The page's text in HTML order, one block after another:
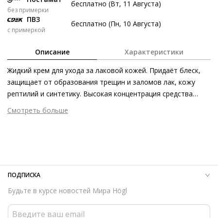
8 авг
297 ₽
297 ₽
297 ₽
299 ₽
Долями
Разделите стоимость покупки
списывать каждые две недели
297 ₽ сейчас
без примерки
бесплатно (Вт, 11 Августа)
ПВЗ
с примеркой
бесплатно (Пн, 10 Августа)
Описание Характеристики
Жидкий крем для ухода за лаковой кожей. Придаёт блеск,
защищает от образования трещин и заломов лак, кожу
рептилий и синтетику. Высокая концентрация средства
делает его очень экономичным и эффективным.
Смотреть больше
ПОДПИСКА
Будьте в курсе новостей Мира Högl